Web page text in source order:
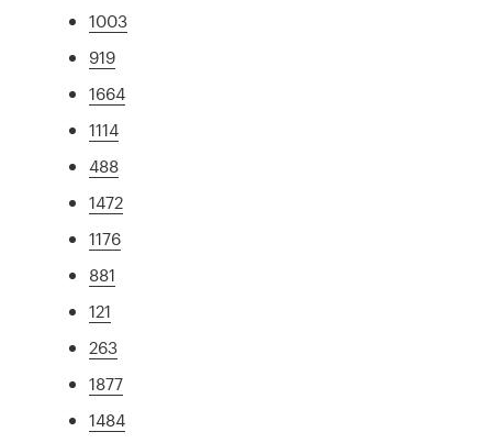
1003
919
1664
1114
488
1472
1176
881
121
263
1877
1484